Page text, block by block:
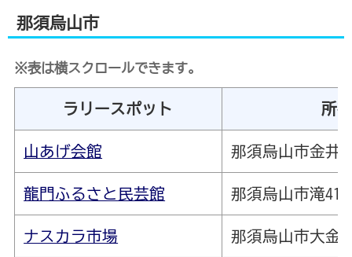
那須烏山市
※表は横スクロールできます。
ラリースポット 所
山あげ会館 那須烏山市金井
龍門ふるさと民芸館 那須烏山市滝414
ナスカラ市場 那須烏山市大金